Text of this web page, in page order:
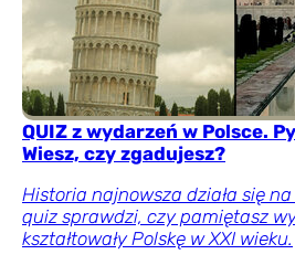
QUIZ z wydarzeń w Polsce.
Wiesz, czy zgadujesz?
Historia najnowsza działa się
quiz sprawdzi, czy pamiętasz
kształtowały Polskę w XXI wieku.